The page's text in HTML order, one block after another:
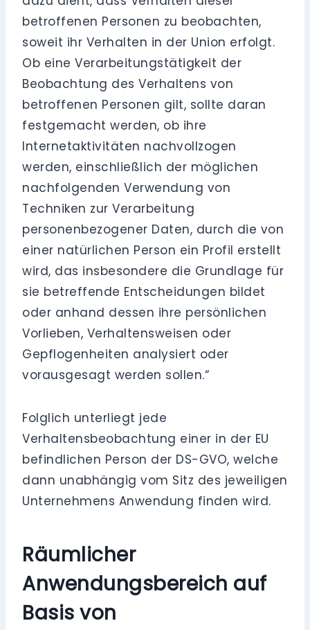
betroffenen Personen zu beobachten,
soweit ihr Verhalten in der Union erfolgt.
Ob eine Verarbeitungstätigkeit der
Beobachtung des Verhaltens von
betroffenen Personen gilt, sollte daran
festgemacht werden, ob ihre
Internetaktivitäten nachvollzogen
werden, einschließlich der möglichen
nachfolgenden Verwendung von
Techniken zur Verarbeitung
personenbezogener Daten, durch die von
einer natürlichen Person ein Profil erstellt
wird, das insbesondere die Grundlage für
sie betreffende Entscheidungen bildet
oder anhand dessen ihre persönlichen
Vorlieben, Verhaltensweisen oder
Gepflogenheiten analysiert oder
vorausgesagt werden sollen.“
Folglich unterliegt jede
Verhaltensbeobachtung einer in der EU
befindlichen Person der DS-GVO, welche
dann unabhängig vom Sitz des jeweiligen
Unternehmens Anwendung finden wird.
Räumlicher
Anwendungsbereich auf
Basis von